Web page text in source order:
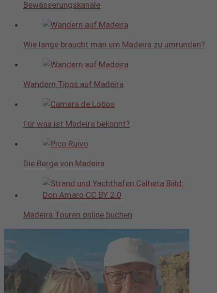
Bewässerungskanäle
Wie lange braucht man um Madeira zu umrunden?
Wandern Tipps auf Madeira
Für was ist Madeira bekannt?
Die Berge von Madeira
Madeira Touren online buchen